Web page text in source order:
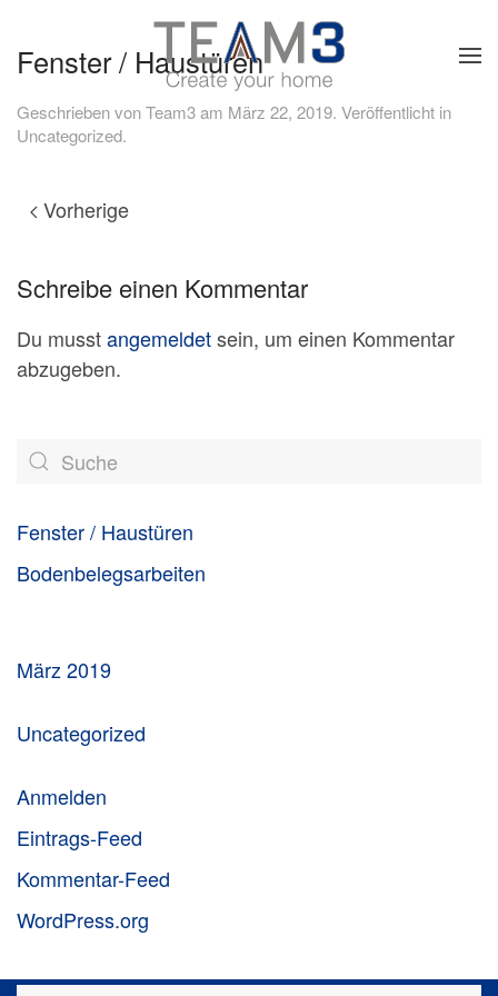
Skip to main content
Fenster / Haustüren
Geschrieben vonTeam3am März 22, 2019. Veröffentlicht in
Uncategorized.
Vorherige
Schreibe einen Kommentar
Du musstangemeldetsein, um einen Kommentar
abzugeben.
Fenster / Haustüren
Bodenbelegsarbeiten
März 2019
Uncategorized
Anmelden
Eintrags-Feed
Kommentar-Feed
WordPress.org